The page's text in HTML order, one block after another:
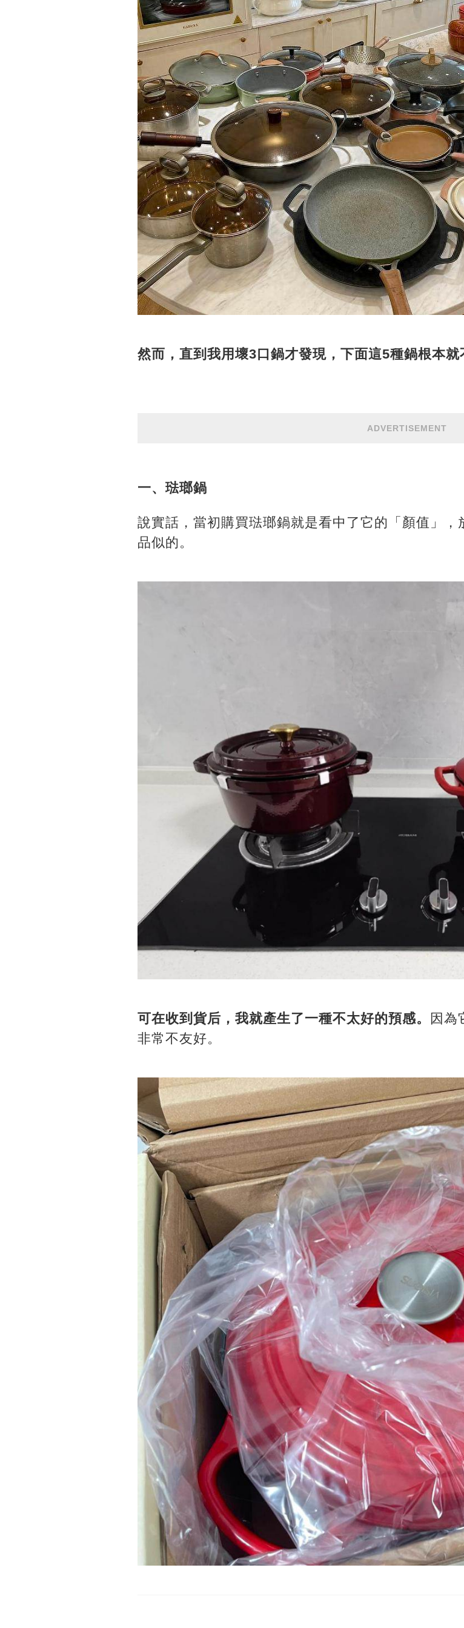
然而，直到我用壞3口鍋才發現，下面這5種鍋根本就
ADVERTISEMENT
一、琺瑯鍋
說實話，當初購買琺瑯鍋就是看中了它的「顏值」
品似的。
可在收到貨后，我就產生了一種不太好的預感。
因為
非常不友好。